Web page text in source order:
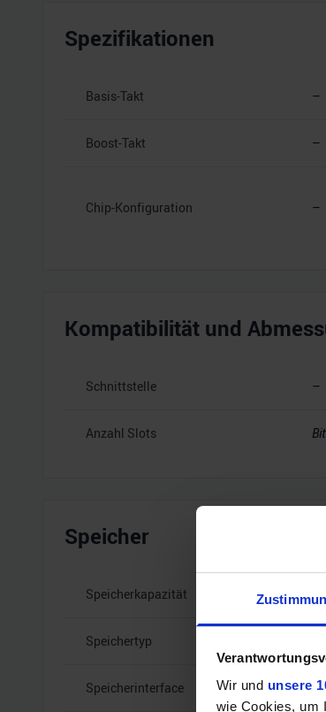
Wir und unsere
wie Cookies, um
Spezifikationen
Basis-Takt –
Boost-Takt –
Chip-Konfiguration –
Kompatibilität und
Schnittstelle –
Anzahl Slots
Speicher
Speicherkapazität –
Speichertyp
Speicherinterface –